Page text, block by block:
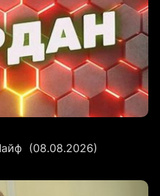
(08.08.2026)